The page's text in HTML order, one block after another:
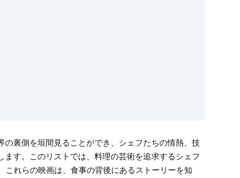
裏側を垣間見ることができ、シェフたちの情熱、技
す。このリストでは、料理の芸術を追求するシェフ
れらの映画は、食事の背後にあるストーリーを知